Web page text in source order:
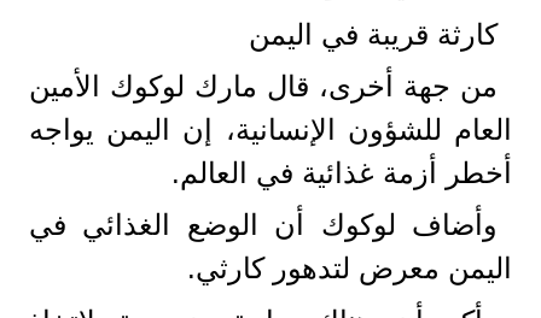
كارثة قريبة في اليمن
من جهة أخرى، قال مارك لوكوك الأمين
العام للشؤون الإنسانية، إن اليمن يواجه
أخطر أزمة غذائية في العالم.
وأضاف لوكوك أن الوضع الغذائي في
اليمن معرض لتدهور كارثي.